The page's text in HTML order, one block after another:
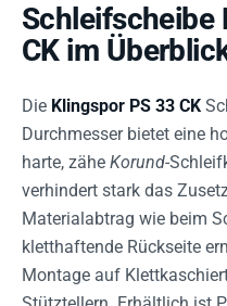
Schleifscheibe
CK im
Die Klingspor PS 33 CK
Durchmesser bietet eine
harte, zähe Korund-
verhindert stark das
Materialabtrag wie beim
kletthaftende Rückseite
Montage auf